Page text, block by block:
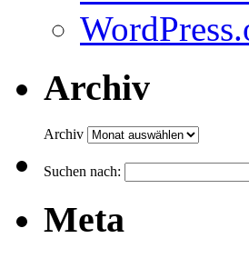
Archiv
Archiv
Suchen nach:
Meta